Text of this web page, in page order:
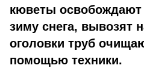
кюветы освобождают
зиму снега, вывозят
оголовки труб
помощью техники.